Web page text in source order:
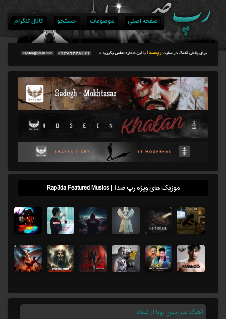
صفحه اصلی موضوعات جستجو کانال تلگرام
موزیک های ویژه رپ صدا | Rap3da Featured Musics
آهنگ سرزمینِ رویا از نیماه